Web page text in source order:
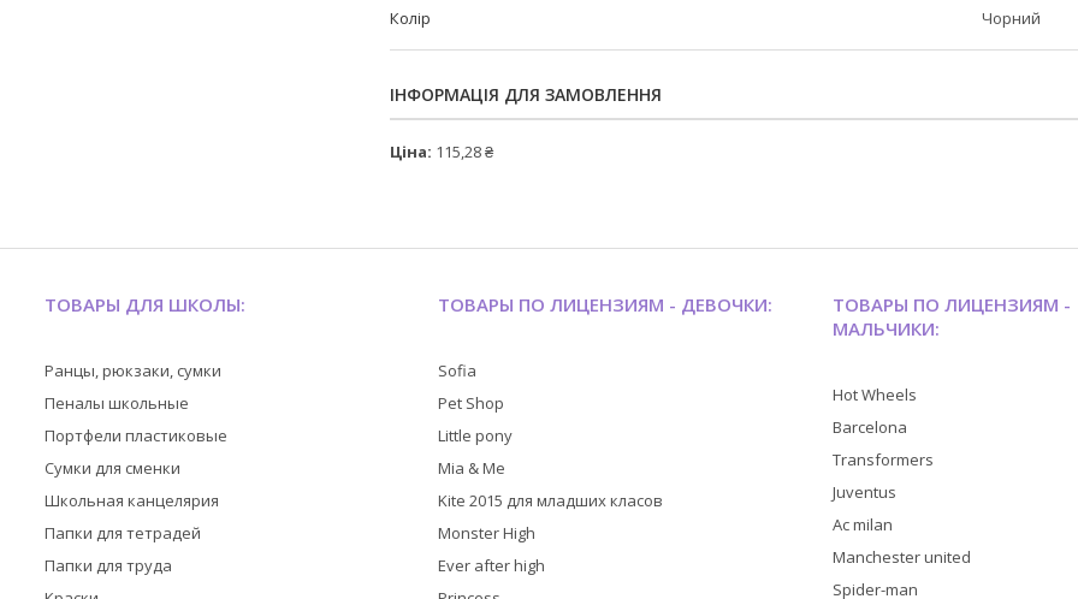
Колір Чорний
ІНФОРМАЦІЯ ДЛЯ ЗАМОВЛЕННЯ
Ціна: 115,28 ₴
ТОВАРЫ ДЛЯ ШКОЛЫ:
Ранцы, рюкзаки, сумки
Пеналы школьные
Портфели пластиковые
Сумки для сменки
Школьная канцелярия
Папки для тетрадей
Папки для труда
ТОВАРЫ ПО ЛИЦЕНЗИЯМ - ДЕВОЧКИ:
Sofia
Pet Shop
Little pony
Mia & Me
Kite 2015 для младших класов
Monster High
Ever after high
ТОВАРЫ ПО ЛИЦЕНЗИЯМ -
МАЛЬЧИКИ:
Hot Wheels
Barcelona
Transformers
Juventus
Ac milan
Manchester united
Spider-man